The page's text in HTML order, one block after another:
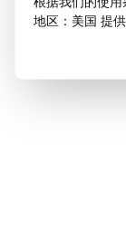
地区：美国 提